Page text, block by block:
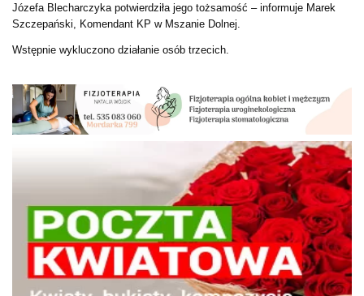
Józefa Blecharczyka potwierdziła jego tożsamość – informuje Marek
Szczepański, Komendant KP w Mszanie Dolnej.
Wstępnie wykluczono działanie osób trzecich.